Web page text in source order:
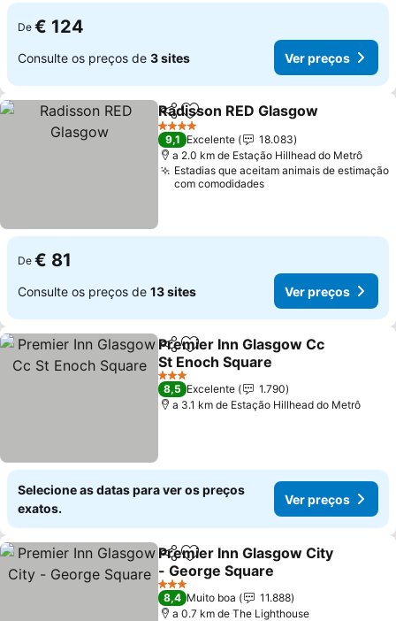
De € 124
Consulte os preços de 3 sites Ver preços
PartilharAdicionar aos favoritos
Radisson RED Glasgow
4 Estrelas
9,1 Excelente
18.083
a 2.0 km de Estação Hillhead do Metrô
Estadias que aceitam animais de estimação
com comodidades
De € 81
Consulte os preços de 13 sites Ver preços
PartilharAdicionar aos favoritos
Premier Inn Glasgow Cc
St Enoch Square
Ver preços
3 Estrelas
8,5 Excelente
1.790
a 3.1 km de Estação Hillhead do Metrô
Selecione as datas para ver os preços
exatos.
Ver preços
PartilharAdicionar aos favoritos
Premier Inn Glasgow City
- George Square
Ver preços
3 Estrelas
8,4 Muito boa
11.888
a 0.7 km de The Lighthouse